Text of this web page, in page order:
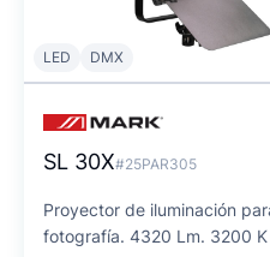
LED DMX
SL 30X#25PAR305
Proyector de iluminación
fotografía. 4320 Lm. 3200